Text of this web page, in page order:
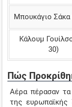
Μπουκάγιο Σάκα
Κάλουμ
30)
Πώς
Αέρα πέρασαν τα
της ευρωπαϊκής